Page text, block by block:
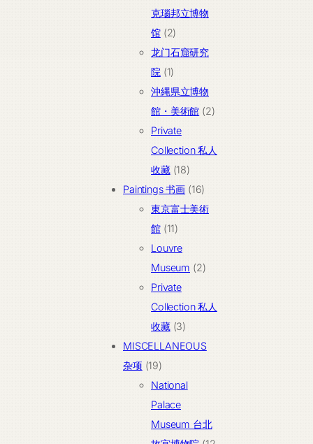
产
品
克瑙邦立博物
馆 22
个
产
品
龙门石窟研究
院 11
个
产
品
沖縄県立博物
館・美術館 22
产
Private
Collection 私人
收藏 1818
个
产
Paintings 书画 1616
个
東京富士美術
館 1111
个
产
品
Louvre
Museum
22
产
Private
Collection 私人
收藏 33
个
品
MISCELLANEOUS
杂项 1919
个
产
品
National
Palace
Museum 台北